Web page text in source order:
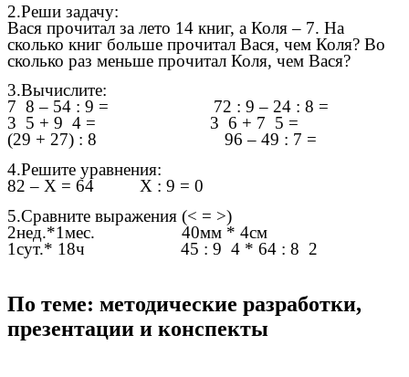
2.Реши задачу:
Вася прочитал за лето 14 книг, а Коля – 7. На
сколько книг больше прочитал Вася, чем Коля? Во
сколько раз меньше прочитал Коля, чем Вася?
3.Вычислите:
7 8 – 54 : 9 = 72 : 9 – 24 : 8 =
3 5 + 9 4 = 3 6 + 7 5 =
(29 + 27) : 8 96 – 49 : 7 =
4.Решите уравнения:
82 – Х = 64 Х : 9 = 0
5.Сравните выражения (< = >)
2нед.*1мес. 40мм * 4см
1сут.* 18ч 45 : 9 4 * 64 : 8 2
По теме: методические разработки,
презентации и конспекты